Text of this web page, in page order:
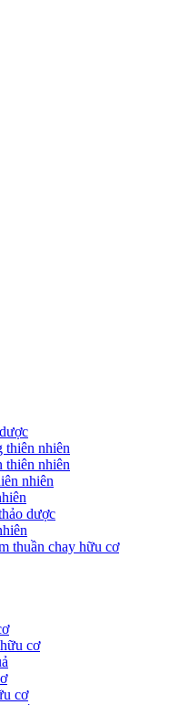
thiên nhiên
thiên nhiên
nhiên
dược
thuần chay hữu cơ
cơ
cơ